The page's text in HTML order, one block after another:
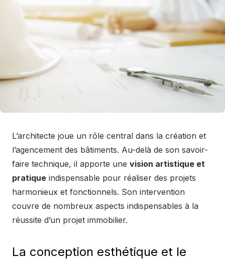
L’architecte joue un rôle central dans la création et
l’agencement des bâtiments. Au-delà de son savoir-
faire technique, il apporte une vision artistique et
pratique indispensable pour réaliser des projets
harmonieux et fonctionnels. Son intervention
couvre de nombreux aspects indispensables à la
réussite d’un projet immobilier.
La conception esthétique et le